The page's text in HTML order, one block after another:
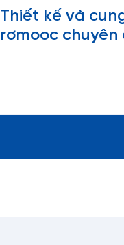
Thiết kế và
rơmooc chuyên